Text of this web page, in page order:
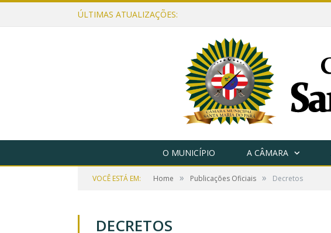
ÚLTIMAS ATUALIZAÇÕES:
O MUNICÍPIO A CÂMARA
VOCÊ ESTÁ EM: Home » Publicações Oficiais » Decretos
DECRETOS